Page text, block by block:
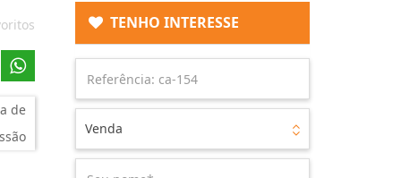
de
TENHO INTERESSE
Venda